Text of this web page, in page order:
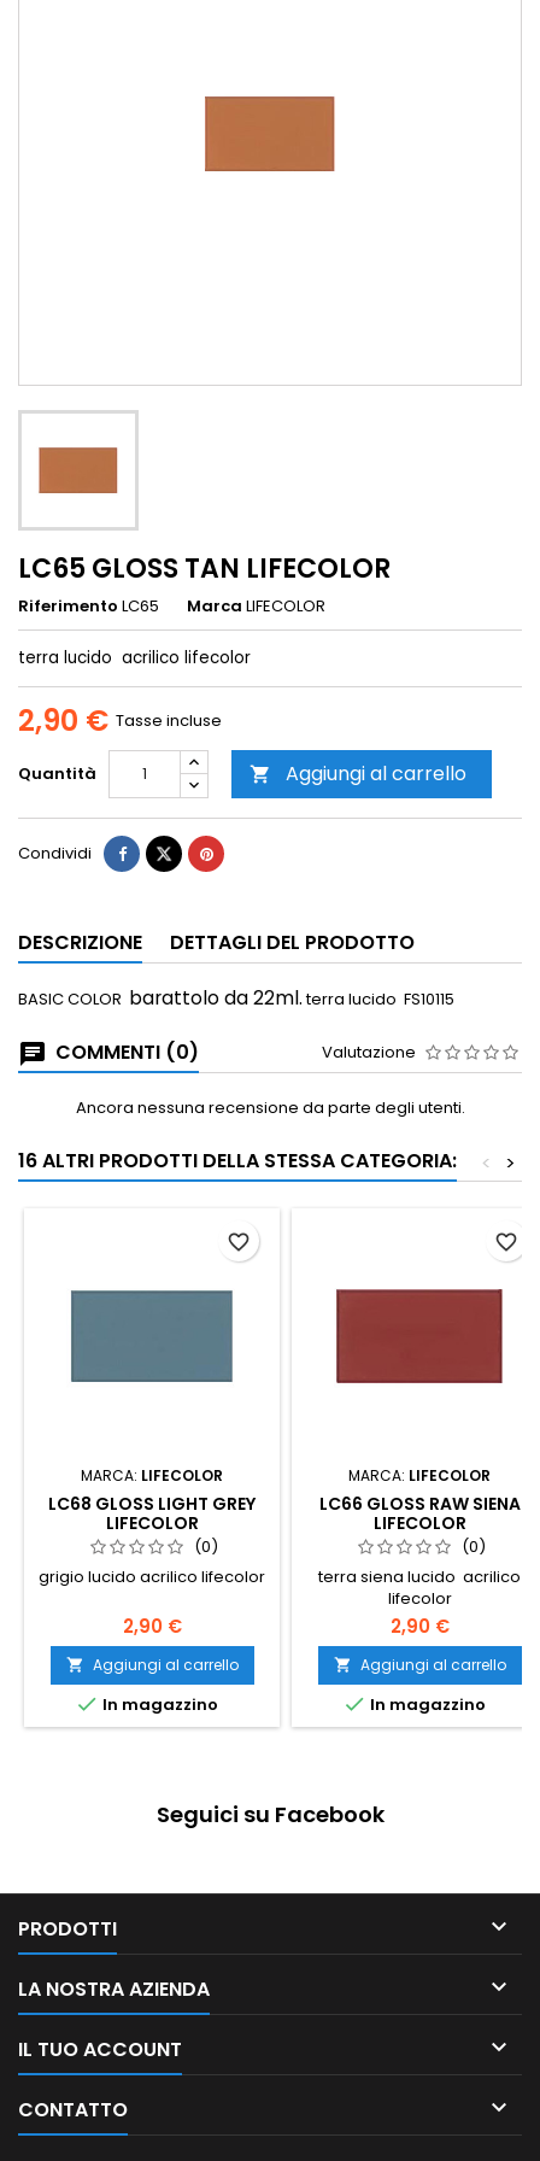
LC65 GLOSS TAN LIFECOLOR
Riferimento LC65 Marca LIFECOLOR
terra lucido acrilico lifecolor
2,90 € Tasse incluse
Quantità  Aggiungi al carrello
Condividi
DESCRIZIONE DETTAGLI DEL PRODOTTO
BASIC COLOR barattolo da 22ml.terra lucido FS10115
COMMENTI (0) Valutazione
Ancora nessuna recensione da parte degli utenti.
16 ALTRI PRODOTTI DELLA STESSA CATEGORIA: >
<
MARCA: LIFECOLOR
LC68 GLOSS LIGHT GREY
LIFECOLOR
(0)
grigio lucido acrilico lifecolor
2,90 €
 Aggiungi al carrello
 In magazzino
favorite_border
MARCA: LIFECOLOR
LC66 GLOSS RAW SIENA
LIFECOLOR
(0)
terra siena lucido acrilico
lifecolor
2,90 €
 Aggiungi al carrello
 In magazzino
favorite_border
Seguici su Facebook
PRODOTTI 
LA NOSTRA AZIENDA 
IL TUO ACCOUNT 
CONTATTO 